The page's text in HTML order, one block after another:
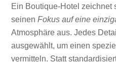
Ein Boutique-Hotel zeichnet
seinenFokus auf eine
Atmosphäre aus. Jedes
ausgewählt, um einen
vermitteln. Statt